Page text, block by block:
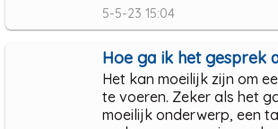
5-5-23 15:04
Hoe ga ik het gesprek
Het kan moeilijk zijn om
te voeren. Zeker als het
moeilijk onderwerp, een